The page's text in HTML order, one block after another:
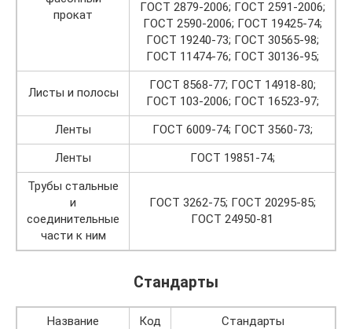
прокат
ГОСТ 2879-2006; ГОСТ 2591-2006;
ГОСТ 2590-2006; ГОСТ 19425-74;
ГОСТ 19240-73; ГОСТ 30565-98;
ГОСТ 11474-76; ГОСТ 30136-95;
Листы и полосы
ГОСТ 8568-77; ГОСТ 14918-80;
ГОСТ 103-2006; ГОСТ 16523-97;
Ленты
ГОСТ 6009-74; ГОСТ 3560-73;
Ленты
ГОСТ 19851-74;
Трубы стальные
и
соединительные
части к ним
ГОСТ 3262-75; ГОСТ 20295-85;
ГОСТ 24950-81
Стандарты
Название Код
Стандарты